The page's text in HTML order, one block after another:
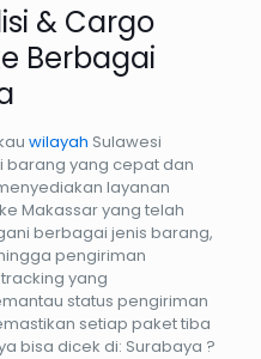
& Cargo
Berbagai
wilayah Sulawesi
barang yang cepat dan
layanan
Makassar yang telah
berbagai jenis barang,
pengiriman
yang
status pengiriman
setiap paket tiba
bisa dicek di: Surabaya ?